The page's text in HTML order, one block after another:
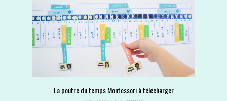
La poutre du temps Montessori à télécharger